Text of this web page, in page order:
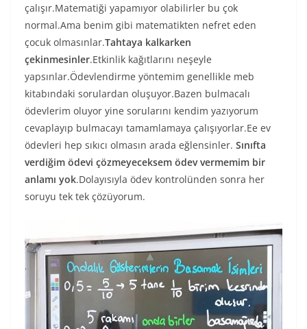
çalışır.Matematiği yapamıyor olabilirler bu çok
normal.Ama benim gibi matematikten nefret eden
çocuk olmasınlar.Tahtaya kalkarken
çekinmesinler.Etkinlik kağıtlarını neşeyle
yapsınlar.Ödevlendirme yöntemim genellikle meb
kitabındaki sorulardan oluşuyor.Bazen bulmacalı
ödevlerim oluyor yine sorularını kendim yazıyorum
cevaplayıp bulmacayı tamamlamaya çalışıyorlar.Ee ev
ödevleri hep sıkıcı olmasın arada eğlensinler. Sınıfta
verdiğim ödevi çözmeyeceksem ödev vermemim bir
anlamı yok.Dolayısıyla ödev kontrolünden sonra her
soruyu tek tek çözüyorum.